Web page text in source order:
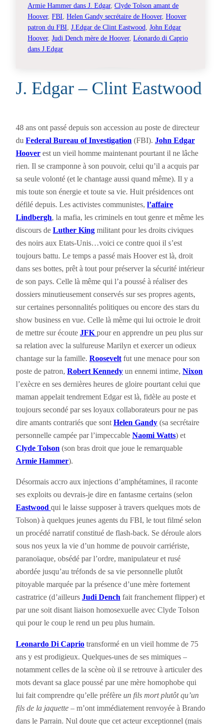
Armie Hammer dans J. Edgar, Clyde Tolson amant de
Hoover, FBI Helen Gandy secrétaire de Hoover, Hoover
patron du FBI J.Edgar de Clint Eastwood John Edgar
Hoover, Judi Dench mère de Hoover, Léonardo di Caprio
dans J.Edgar
J. Edgar – Clint Eastwood
48 ans ont passé depuis son accession au poste de directeur
du Federal Bureau of Investigation (FBI). John Edgar
Hoover est un vieil homme maintenant pourtant il ne lâche
rien. Il se cramponne à son pouvoir, celui qu’il a acquis par
sa seule volonté (et le chantage aussi quand même). Il y a
mis toute son énergie et toute sa vie. Huit présidences ont
défilé depuis. Les activistes communistes, l’affaire
Lindbergh, la mafia, les criminels en tout genre et même les
discours de Luther King militant pour les droits civiques
des noirs aux Etats-Unis…voici ce contre quoi il s’est
toujours battu. Le temps a passé mais Hoover est là, droit
dans ses bottes, prêt à tout pour préserver la sécurité intérieur
de son pays. Celle là même qui l’a poussé à réaliser des
dossiers minutieusement conservés sur ses propres agents,
sur certaines personnalités politiques ou encore des stars du
show business en vue. Celle là même qui lui octroie le droit
de mettre sur écoute JFKpour en apprendre un peu plus sur
sa relation avec la sulfureuse Marilyn et exercer un odieux
chantage sur la famille. Rooseveltfut une menace pour son
poste de patron, Robert Kennedy un ennemi intime, Nixon
l’exècre en ses dernières heures de gloire pourtant celui que
maman appelait tendrement Edgar est là, fidèle au poste et
toujours secondé par ses loyaux collaborateurs pour ne pas
dire amants contrariés que sontHelen Gandy (sa secrétaire
personnelle campée par l’impeccable Naomi Watts) et
Clyde Tolson (son bras droit que joue le remarquable
Armie Hammer).
Désormais accro aux injections d’amphétamines, il raconte
ses exploits ou devrais-je dire en fantasme certains (selon
Eastwood qui le laisse supposer à travers quelques mots de
Tolson) à quelques jeunes agents du FBI, le tout filmé selon
un procédé narratif constitué de flash-back. Se déroule alors
sous nos yeux la vie d’un homme de pouvoir carriériste,
paranoïaque, obsédé par l’ordre, manipulateur et rusé
abordée jusqu’au tréfonds de sa vie personnelle plutôt
pitoyable marquée par la présence d’une mère fortement
castratrice (d’ailleurs Judi Dench fait franchement flipper) et
par une soit disant liaison homosexuelle avec Clyde Tolson
qui pour le coup le rend un peu plus humain.
Leonardo Di Caprio transformé en un vieil homme de 75
ans y est prodigieux. Quelques-unes de ses mimiques –
notamment celles de la scène où il se retrouve à articuler des
mots devant sa glace poussé par une mère homophobe qui
lui fait comprendre qu’elle préfère un fils mort plutôt qu’un
fils de la jaquette – m’ont immédiatement renvoyée à Brando
dans le Parrain. Nul doute que cet acteur exceptionnel (mais